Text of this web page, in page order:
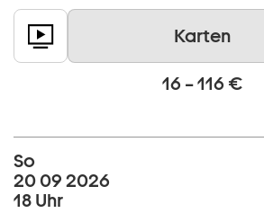
Karten
16 – 116 €
So
20 09 2026
18 Uhr